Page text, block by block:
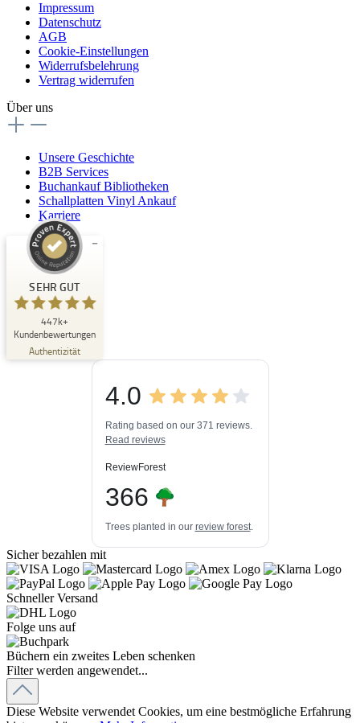
Impressum
Datenschutz
AGB
Cookie-Einstellungen
Widerrufsbelehrung
Vertrag widerrufen
Über uns
Unsere Geschichte
B2B Services
Buchankauf Bibliotheken
Schallplatten Vinyl Ankauf
Karriere
SEHR GUT
447k+
Kundenbewertungen
Authentizität
Kundenbewertungen und Erfahrungen zu
SEHR GUT
4,84
/
5,00
3
ProvenExpert.com
Blick aufs ProvenExpert-Profil werfen
03.08.2026
4.0
Rating based on our 371 reviews.
Read reviews
ReviewForest
366
Trees planted in our review forest.
Sicher bezahlen mit
Schneller Versand
Folge uns auf
Büchern ein zweites Leben schenken
Filter werden angewendet...
Diese Website verwendet Cookies, um eine bestmögliche Erfahrung